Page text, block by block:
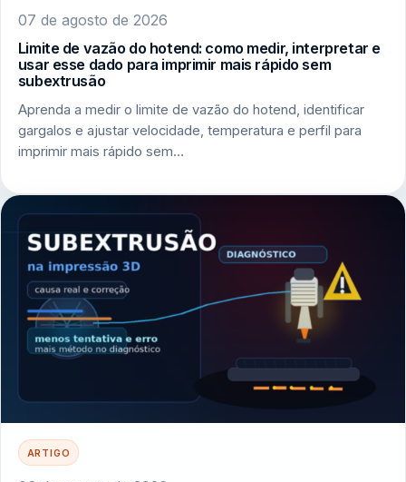
07 de agosto de 2026
Limite de vazão do hotend: como medir, interpretar e
usar esse dado para imprimir mais rápido sem
subextrusão
Aprenda a medir o limite de vazão do hotend, identificar
gargalos e ajustar velocidade, temperatura e perfil para
imprimir mais rápido sem…
ARTIGO